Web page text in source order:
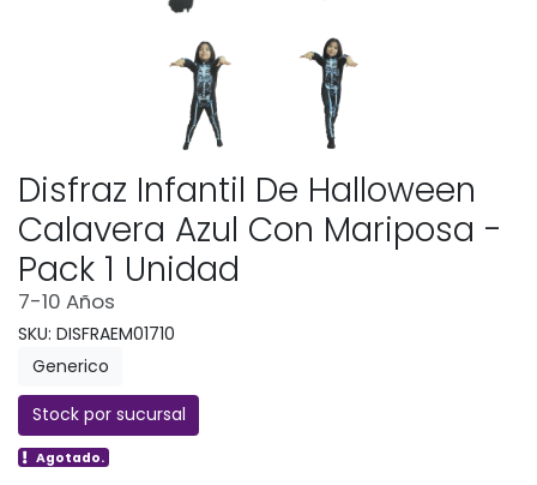
Disfraz Infantil De Halloween
Calavera Azul Con Mariposa -
Pack 1 Unidad
7-10 Años
SKU: DISFRAEM01710
Generico
Stock por sucursal
Agotado.